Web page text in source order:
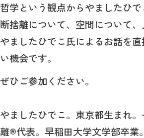
哲学という観点からやましたひで
断捨離について、空間について
やましたひでこ氏によるお話を
い機会です。
ぜひご参加ください。
やましたひでこ。東京都生まれ
離®代表。早稲田大学文学部卒業